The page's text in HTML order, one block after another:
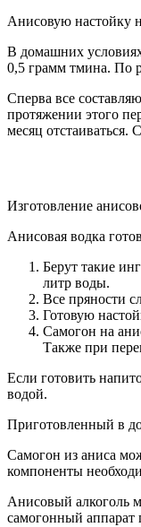
Анисовую настойку
В домашних
0,5 грамм тмина. По
Сперва все
протяжении этого
месяц отстаиваться.
Изготовление
Анисовая водка
Берут такие
литр воды.
Все пряности
Готовую
Самогон на
Также при
Если готовить
водой.
Приготовленный в
Самогон из аниса
компоненты
Анисовый алкоголь
самогонный аппарат